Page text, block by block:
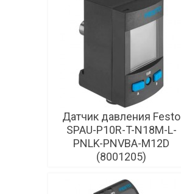
Датчик давления Festo
SPAU-P10R-T-N18M-L-
PNLK-PNVBA-M12D
(8001205)